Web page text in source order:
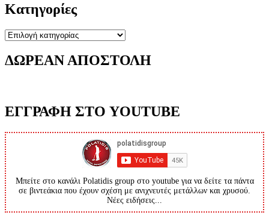
Κατηγορίες
Κατηγορίες
ΔΩΡΕΑΝ ΑΠΟΣΤΟΛΗ
ΕΓΓΡΑΦΗ ΣΤΟ YOUTUBE
Μπείτε στο κανάλι Polatidis group στο youtube για να δείτε τα πάντα
σε βιντεάκια που έχουν σχέση με ανιχνευτές μετάλλων και χρυσού.
Νέες ειδήσεις...